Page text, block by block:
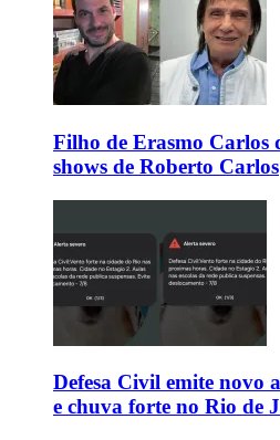
Filho de Erasmo Carlos
shows de Roberto Carlos
Defesa Civil emite novo
e chuva forte no Rio de